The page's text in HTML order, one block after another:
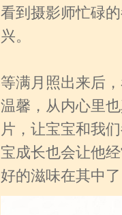
看到摄影师忙碌
兴。
等满月照出来后
温馨，从内心里
片，让宝宝和我
宝成长也会让他
好的滋味在其中